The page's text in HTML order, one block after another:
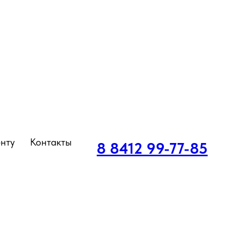
Контакты 8 8412 99-77-85